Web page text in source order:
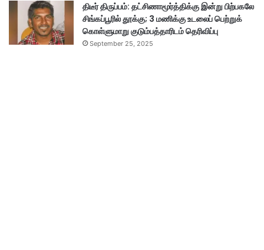
திடீர் திருப்பம்: தட்சிணாமூர்த்திக்கு இன்று பிற்பகலே
சிங்கப்பூரில் தூக்கு; 3 மணிக்கு உடலைப் பெற்றுக்
கொள்ளுமாறு குடும்பத்தாரிடம் தெரிவிப்பு
September 25, 2025